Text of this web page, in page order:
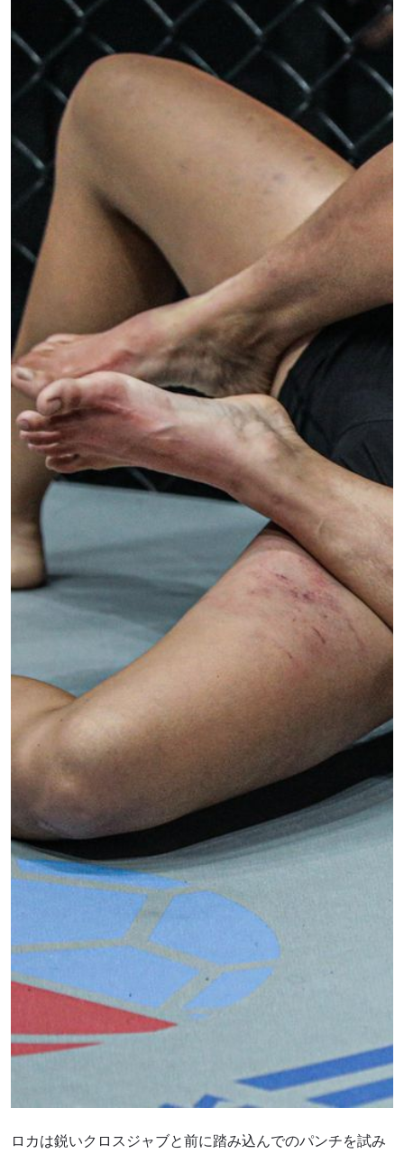
ロカは鋭いクロスジャブと前に踏み込んでのパンチを試み